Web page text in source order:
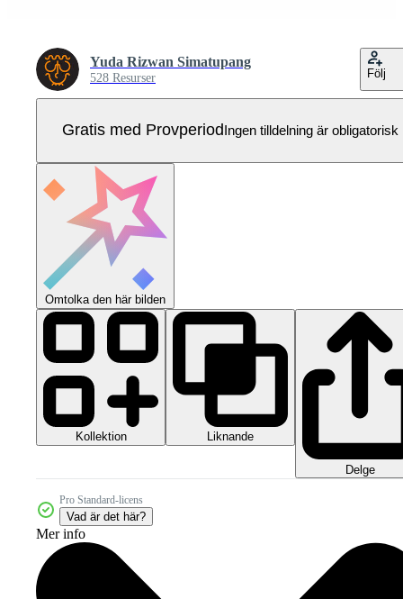
Yuda Rizwan Simatupang
528 Resurser Följ
Gratis med ProvperiodIngen tilldelning är obligatorisk
Omtolka den här bilden
Kollektion Liknande
Delge
Pro Standard-licens
Vad är det här?
Mer info